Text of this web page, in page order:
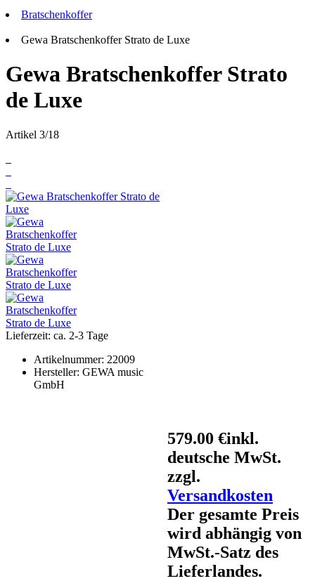
Bratschenkoffer
Gewa Bratschenkoffer Strato de Luxe
Gewa Bratschenkoffer Strato
de Luxe
Artikel 3/18
Lieferzeit: ca. 2-3 Tage
Artikelnummer: 22009
Hersteller: GEWA music
GmbH
579.00 €inkl.
deutsche MwSt.
zzgl.
Versandkosten
Der gesamte Preis
wird abhängig von
MwSt.-Satz des
Lieferlandes.